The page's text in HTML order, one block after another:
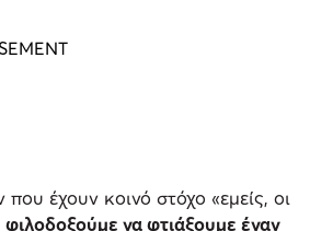
έχουν κοινό στόχο «εμείς, οι
φιλοδοξούμε να φτιάξουμε έναν